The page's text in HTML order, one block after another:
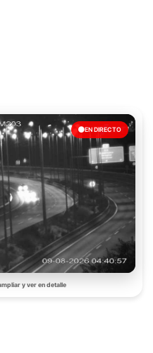
EN DIRECTO
y ver en detalle